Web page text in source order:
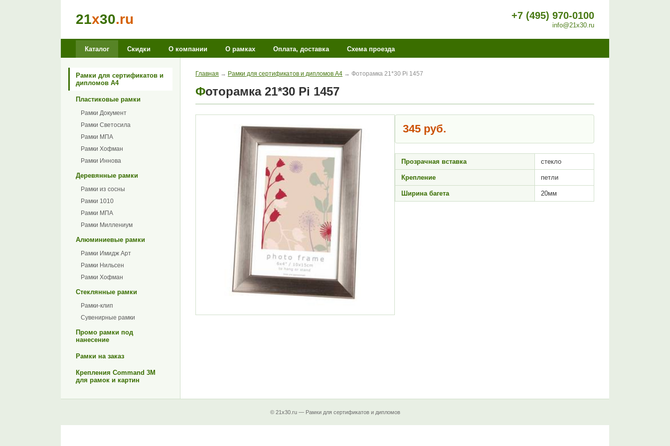
21x30.ru +7 (495) 970-0100
info@21x30.ru
Каталог Скидки О компании О рамках Оплата, доставка Схема проезда
Рамки для сертификатов и
дипломов А4
Пластиковые рамки
Рамки Документ
Рамки Светосила
Рамки МПА
Рамки Хофман
Рамки Иннова
Деревянные рамки
Рамки из сосны
Рамки 1010
Рамки МПА
Рамки Миллениум
Алюминиевые рамки
Рамки Имидж Арт
Рамки Нильсен
Рамки Хофман
Стеклянные рамки
Рамки-клип
Сувенирные рамки
Промо рамки под
нанесение
Рамки на заказ
Крепления Command 3M
для рамок и картин
Главная → Рамки для сертификатов и дипломов А4 → Фоторамка 21*30 Pi 1457
Фоторамка 21*30 Pi 1457
345 руб.
Прозрачная вставка стекло
Крепление петли
Ширина багета 20мм
© 21x30.ru — Рамки для сертификатов и дипломов